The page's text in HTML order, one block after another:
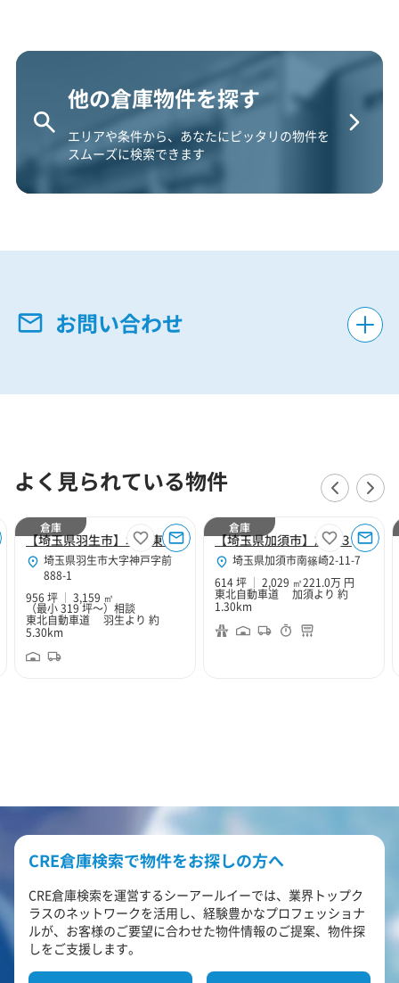
他の倉庫物件を探す
エリアや条件から、あなたにピッタリの物件を
スムーズに検索できます
お問い合わせ
よく見られている物件
【埼玉県羽生市】北関東Hubセンター
埼玉県羽生市大字神戸字前
888-1
956 坪
3,159 ㎡
（最小 319 坪～） 相談
東北自動車道 羽生より 約
5.30km
倉庫
【埼玉県加須市】加須３
埼玉県加須市南篠崎2-11-7
614 坪
2,029 ㎡221.0万 円
東北自動車道 加須より 約
1.30km
倉庫
CRE倉庫検索で物件をお探しの方へ
CRE倉庫検索を運営するシーアールイーでは、業界トップク
ラスのネットワークを活用し、経験豊かなプロフェッショナ
ルが、お客様のご要望に合わせた物件情報のご提案、物件探
しをご支援します。